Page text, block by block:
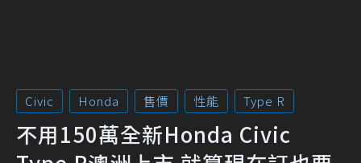
Civic Honda 售價 性能 Type R
不用150萬全新Honda Civic